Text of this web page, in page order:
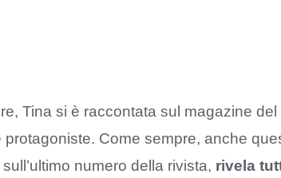
Tina si è raccontata sul magazine
Come sempre, anche
numero della rivista, rivela